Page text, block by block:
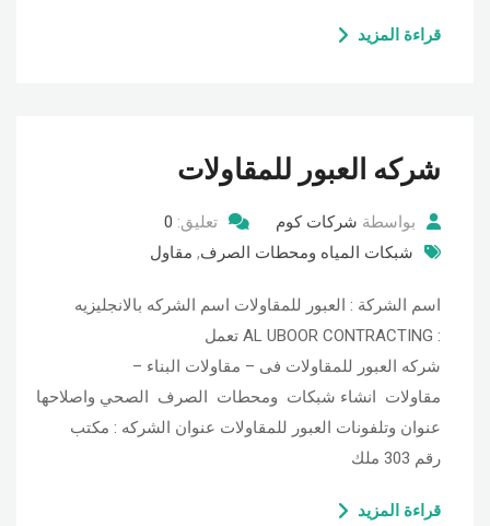
قراءة المزيد
شركه العبور للمقاولات
بواسطة شركات كوم تعليق: 0
شبكات المياه ومحطات الصرف, مقاول
اسم الشركة : العبور للمقاولات اسم الشركه بالانجليزيه
: AL UBOOR CONTRACTING تعمل
شركه العبور للمقاولات فى – مقاولات البناء –
مقاولات انشاء شبكات ومحطات الصرف الصحي واصلاحها
عنوان وتلفونات العبور للمقاولات عنوان الشركه : مكتب
رقم 303 ملك
قراءة المزيد